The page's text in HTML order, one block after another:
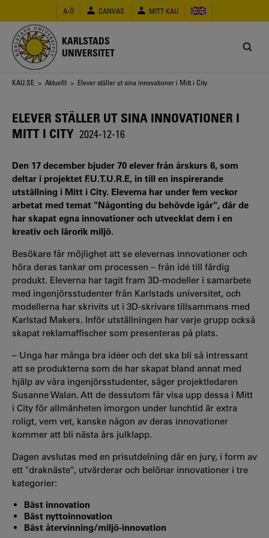
huvudinnehåll
A-Ö CANVAS MITT KAU
KARLSTADS
UNIVERSITET
Länkstig
KAU.SE > Aktuellt > Elever ställer ut sina innovationer i Mitt i City
ELEVER STÄLLER UT SINA INNOVATIONER I
MITT I CITY 2024-12-16
Den 17 december bjuder 70 elever från årskurs 6, som
deltar i projektet F.U.T.U.R.E, in till en inspirerande
utställning i Mitt i City. Eleverna har under fem veckor
arbetat med temat "Någonting du behövde igår", där de
har skapat egna innovationer och utvecklat dem i en
kreativ och lärorik miljö.
Besökare får möjlighet att se elevernas innovationer och
höra deras tankar om processen – från idé till färdig
produkt. Eleverna har tagit fram 3D-modeller i samarbete
med ingenjörsstudenter från Karlstads universitet, och
modellerna har skrivits ut i 3D-skrivare tillsammans med
Karlstad Makers. Inför utställningen har varje grupp också
skapat reklamaffischer som presenteras på plats.
– Unga har många bra idéer och det ska bli så intressant
att se produkterna som de har skapat bland annat med
hjälp av våra ingenjörsstudenter, säger projektledaren
Susanne Walan. Att de dessutom får visa upp dessa i Mitt
i City för allmänheten imorgon under lunchtid är extra
roligt, vem vet, kanske någon av deras innovationer
kommer att bli nästa års julklapp.
Dagen avslutas med en prisutdelning där en jury, i form av
ett "draknäste", utvärderar och belönar innovationer i tre
kategorier:
Bäst innovation
Bäst nyttoinnovation
Bäst återvinning/miljö-innovation